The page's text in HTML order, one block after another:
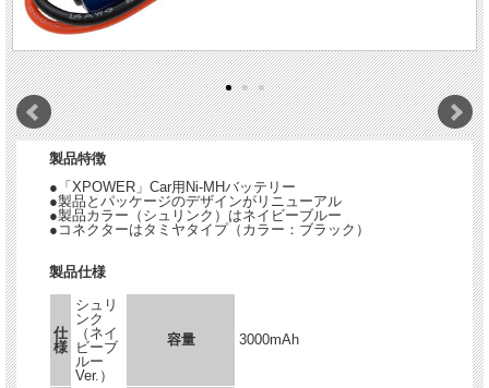
製品特徴
●「XPOWER」Car用Ni-MHバッテリー
●製品とパッケージのデザインがリニューアル
●製品カラー（シュリンク）はネイビーブルー
●コネクターはタミヤタイプ（カラー：ブラック）
製品仕様
仕
様
シュリ
ンク
（ネイ
ビーブ
ルー
Ver.）
容量 3000mAh